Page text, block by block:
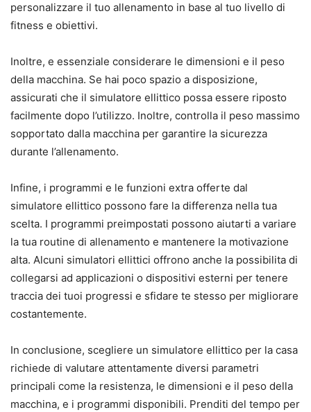
personalizzare il tuo allenamento in base al tuo livello di
fitness e obiettivi.
Inoltre, e essenziale considerare le dimensioni e il peso
della macchina. Se hai poco spazio a disposizione,
assicurati che il simulatore ellittico possa essere riposto
facilmente dopo l’utilizzo. Inoltre, controlla il peso massimo
sopportato dalla macchina per garantire la sicurezza
durante l’allenamento.
Infine, i programmi e le funzioni extra offerte dal
simulatore ellittico possono fare la differenza nella tua
scelta. I programmi preimpostati possono aiutarti a variare
la tua routine di allenamento e mantenere la motivazione
alta. Alcuni simulatori ellittici offrono anche la possibilita di
collegarsi ad applicazioni o dispositivi esterni per tenere
traccia dei tuoi progressi e sfidare te stesso per migliorare
costantemente.
In conclusione, scegliere un simulatore ellittico per la casa
richiede di valutare attentamente diversi parametri
principali come la resistenza, le dimensioni e il peso della
macchina, e i programmi disponibili. Prenditi del tempo per